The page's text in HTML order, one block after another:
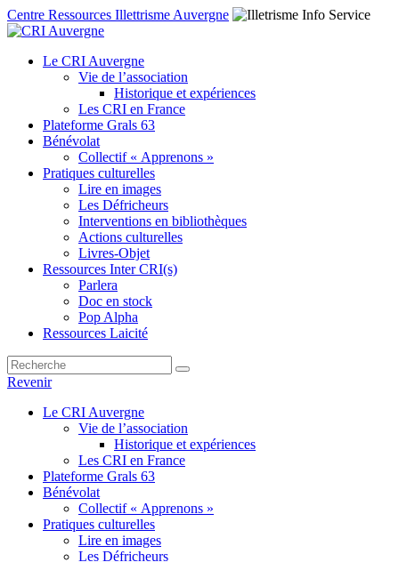
Centre Ressources Illettrisme Auvergne
Le CRI Auvergne
Vie de l’association
Historique et expériences
Les CRI en France
Plateforme Grals 63
Bénévolat
Collectif « Apprenons »
Pratiques culturelles
Lire en images
Les Défricheurs
Interventions en bibliothèques
Actions culturelles
Livres-Objet
Ressources Inter CRI(s)
Parlera
Doc en stock
Pop Alpha
Ressources Laicité
Revenir
Le CRI Auvergne
Vie de l’association
Historique et expériences
Les CRI en France
Plateforme Grals 63
Bénévolat
Collectif « Apprenons »
Pratiques culturelles
Lire en images
Les Défricheurs